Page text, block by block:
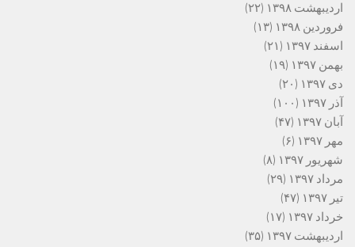
اردیبهشت ۱۳۹۸
(۲۲)
فروردین ۱۳۹۸
(۱۳)
اسفند ۱۳۹۷
(۲۱)
بهمن ۱۳۹۷
(۱۹)
دی ۱۳۹۷
(۲۰)
آذر ۱۳۹۷
(۱۰۰)
آبان ۱۳۹۷
(۴۷)
مهر ۱۳۹۷
(۶)
شهریور ۱۳۹۷
(۸)
مرداد ۱۳۹۷
(۲۹)
تیر ۱۳۹۷
(۴۷)
خرداد ۱۳۹۷
(۱۷)
اردیبهشت ۱۳۹۷
(۳۵)